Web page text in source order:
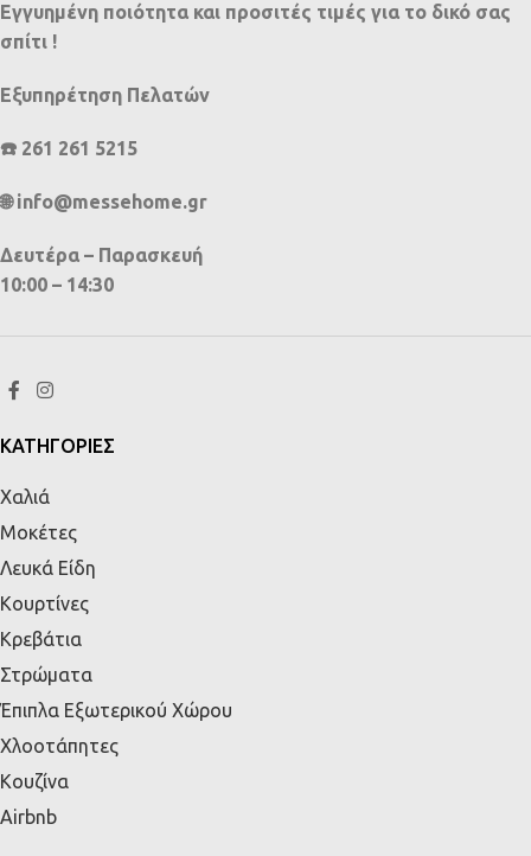
Εγγυημένη ποιότητα και προσιτές τιμές για το δικό σας
σπίτι !
Εξυπηρέτηση Πελατών
☎️ 261 261 5215
🌐 info@messehome.gr
Δευτέρα – Παρασκευή
10:00 – 14:30
ΚΑΤΗΓΟΡΙΕΣ
Χαλιά
Μοκέτες
Λευκά Είδη
Κουρτίνες
Κρεβάτια
Στρώματα
Έπιπλα Εξωτερικού Χώρου
Χλοοτάπητες
Κουζίνα
Airbnb